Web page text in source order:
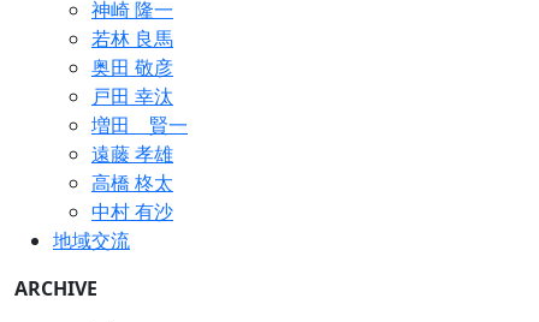
神崎 隆一
若林 良馬
奥田 敬彦
戸田 幸汰
増田 賢一
遠藤 孝雄
高橋 柊太
中村 有沙
地域交流
ARCHIVE